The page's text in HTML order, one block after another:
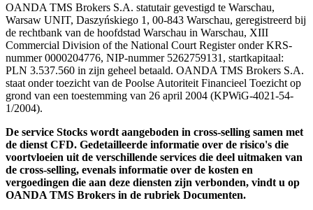
OANDA TMS Brokers S.A. statutair gevestigd te Warschau,
Warsaw UNIT, Daszyńskiego 1, 00-843 Warschau, geregistreerd bij
de rechtbank van de hoofdstad Warschau in Warschau, XIII
Commercial Division of the National Court Register onder KRS-
nummer 0000204776, NIP-nummer 5262759131, startkapitaal:
PLN 3.537.560 in zijn geheel betaald. OANDA TMS Brokers S.A.
staat onder toezicht van de Poolse Autoriteit Financieel Toezicht op
grond van een toestemming van 26 april 2004 (KPWiG-4021-54-
1/2004).
De service Stocks wordt aangeboden in cross-selling samen met
de dienst CFD. Gedetailleerde informatie over de risico's die
voortvloeien uit de verschillende services die deel uitmaken van
de cross-selling, evenals informatie over de kosten en
vergoedingen die aan deze diensten zijn verbonden, vindt u op
OANDA TMS Brokers in de rubriek Documenten.